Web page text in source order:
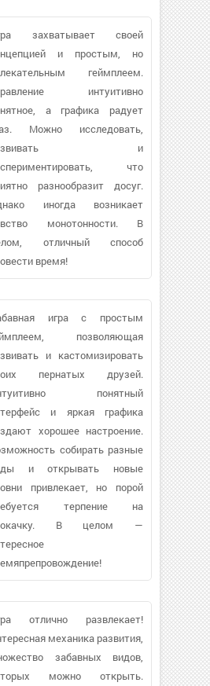
захватывает своей
и простым, но
геймплеем.
интуитивно
а графика радует
Можно исследовать,
и
что
разнообразит досуг.
иногда возникает
монотонности. В
отличный способ
время!
игра с простым
позволяющая
и кастомизировать
пернатых друзей.
понятный
и яркая графика
хорошее настроение.
собирать разные
и открывать новые
привлекает, но порой
терпение на
В целом —
отлично развлекает!
механика развития,
забавных видов,
можно открыть.